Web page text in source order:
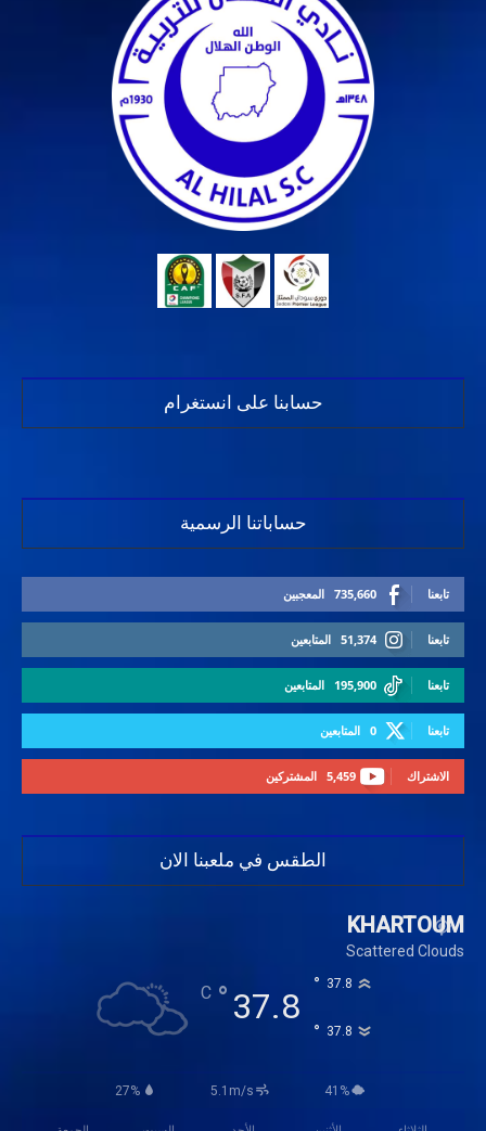
حسابنا على انستغرام
حساباتنا الرسمية
735,660 المعجبين تابعنا
51,374 المتابعين تابعنا
195,900 المتابعين تابعنا
0 المتابعين تابعنا
5,459 المشتركين الاشتراك
الطقس في ملعبنا الان
KHARTOUM
Scattered Clouds
37.8
°
C 37.8
°
37.8
°
27% 5.1m/s 41%